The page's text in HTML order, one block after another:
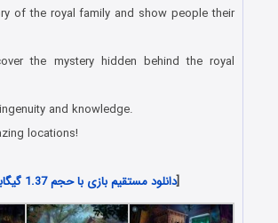
of the royal family and show people their
the mystery hidden behind the royal
and knowledge.
locations!
[دانلود مستقیم بازی با حجم 1.37 گیگابایت